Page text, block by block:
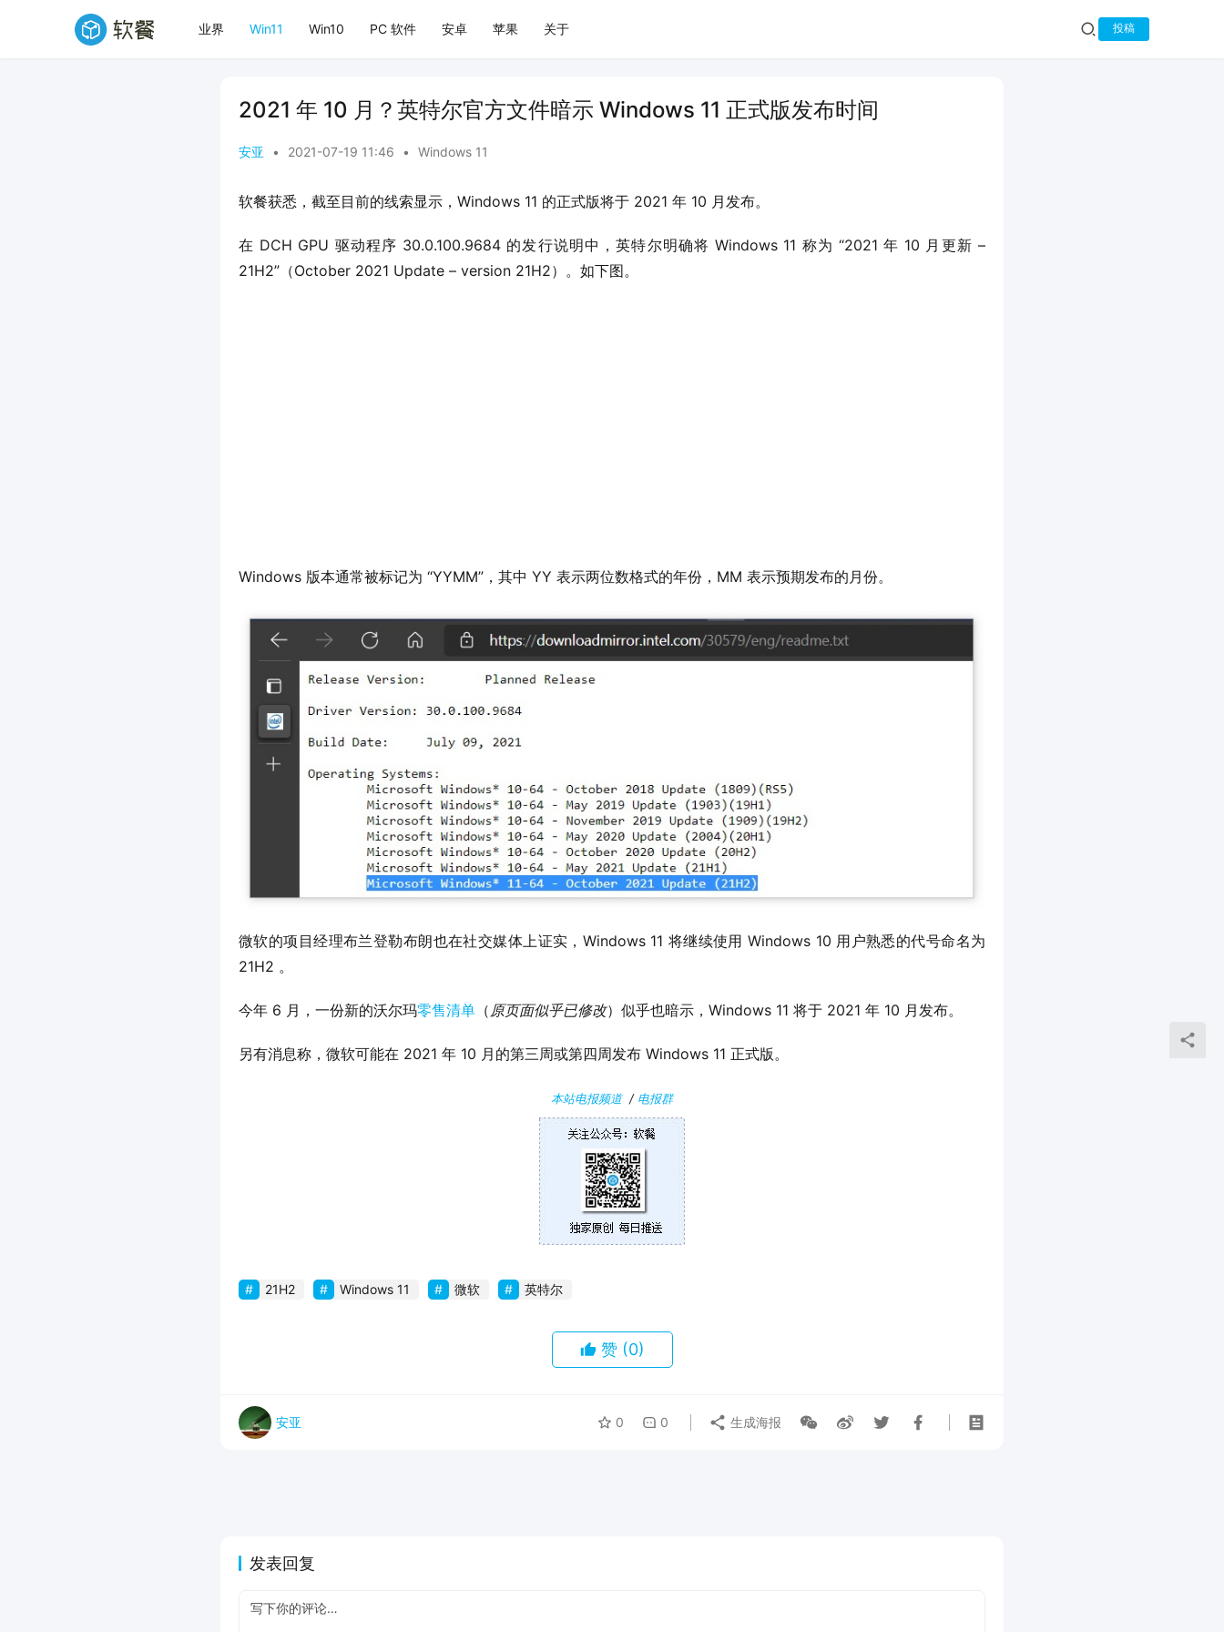
业界 Win11 Win10 PC 软件 安卓 苹果 关于 投稿
2021 年 10 月？英特尔官方文件暗示 Windows 11 正式版发布时间
安亚 • 2021-07-19 11:46 • Windows 11
软餐获悉，截至目前的线索显示，Windows 11 的正式版将于 2021 年 10 月发布。
在 DCH GPU 驱动程序 30.0.100.9684 的发行说明中，英特尔明确将 Windows 11 称为 “2021 年 10 月更新 –
21H2”（October 2021 Update – version 21H2）。如下图。
Windows 版本通常被标记为 “YYMM”，其中 YY 表示两位数格式的年份，MM 表示预期发布的月份。
微软的项目经理布兰登勒布朗也在社交媒体上证实，Windows 11 将继续使用 Windows 10 用户熟悉的代号命名为
21H2 。
今年 6 月，一份新的沃尔玛零售清单 （原页面似乎已修改）似乎也暗示，Windows 11 将于 2021 年 10 月发布。
另有消息称，微软可能在 2021 年 10 月的第三周或第四周发布 Windows 11 正式版。
本站电报频道/ 电报群
21H2 Windows 11 微软 英特尔
赞 (0)
安亚 0 0 生成海报
发表回复